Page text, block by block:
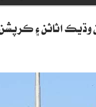
وڌيڪ اثاثن ۽